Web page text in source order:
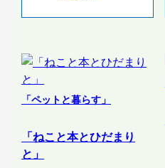
「ペットと暮らす」
「ねこと本とひだまり
と」